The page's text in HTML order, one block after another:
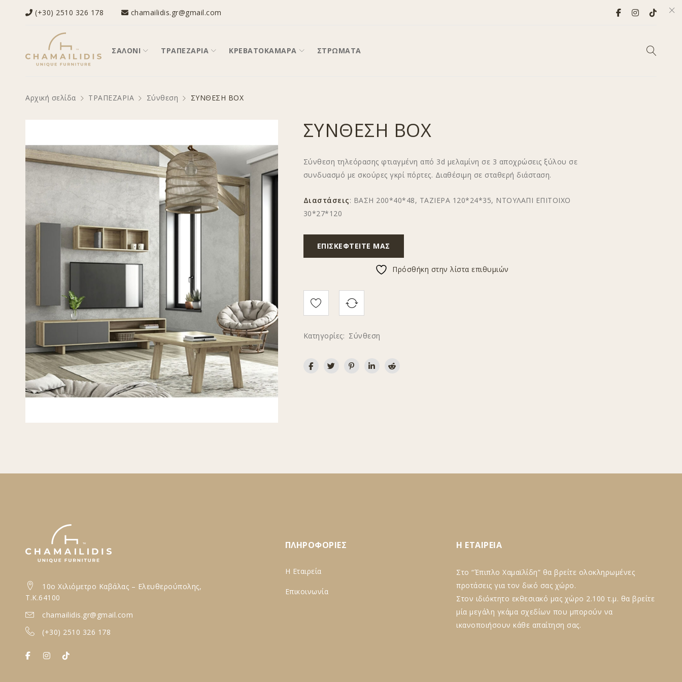
(+30) 2510 326 178 chamailidis.gr@gmail.com
ΣΑΛΟΝΙ ΤΡΑΠΕΖΑΡΙΑ ΚΡΕΒΑΤΟΚΑΜΑΡΑ ΣΤΡΩΜΑΤΑ
Αρχική σελίδα ΤΡΑΠΕΖΑΡΙΑ Σύνθεση ΣΥΝΘΕΣΗ BOX
ΣΥΝΘΕΣΗ BOX
Σύνθεση τηλεόρασης φτιαγμένη από 3d μελαμίνη σε 3 αποχρώσεις ξύλου σε
συνδυασμό με σκούρες γκρί πόρτες. Διαθέσιμη σε σταθερή διάσταση.
Διαστάσεις: ΒΑΣΗ 200*40*48, ΤΑΖΙΕΡΑ 120*24*35, ΝΤΟΥΛΑΠΙ ΕΠΙΤΟΙΧΟ
30*27*120
ΕΠΙΣΚΕΦΤΕΊΤΕ ΜΑΣ
Πρόσθήκη στην λίστα επιθυμιών
Κατηγορίες: Σύνθεση
10ο Xιλιόμετρο Καβάλας – Ελευθερούπολης,
T.K.64100
chamailidis.gr@gmail.com
(+30) 2510 326 178
ΠΛΗΡΟΦΟΡΙΕΣ
Η Εταιρεία
Επικοινωνία
Η ΕΤΑΙΡΕΙΑ
Στο “Έπιπλο Χαμαϊλίδη” θα βρείτε ολοκληρωμένες
προτάσεις για τον δικό σας χώρο.
Στον ιδιόκτητο εκθεσιακό μας χώρο 2.100 τ.μ. θα βρείτε
μία μεγάλη γκάμα σχεδίων που μπορούν να
ικανοποιήσουν κάθε απαίτηση σας.